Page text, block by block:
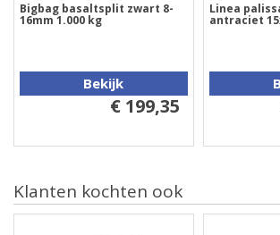
Bigbag basaltsplit zwart 8-
16mm 1.000 kg
Bekijk
€ 199,35
Linea
antraciet
Klanten kochten ook